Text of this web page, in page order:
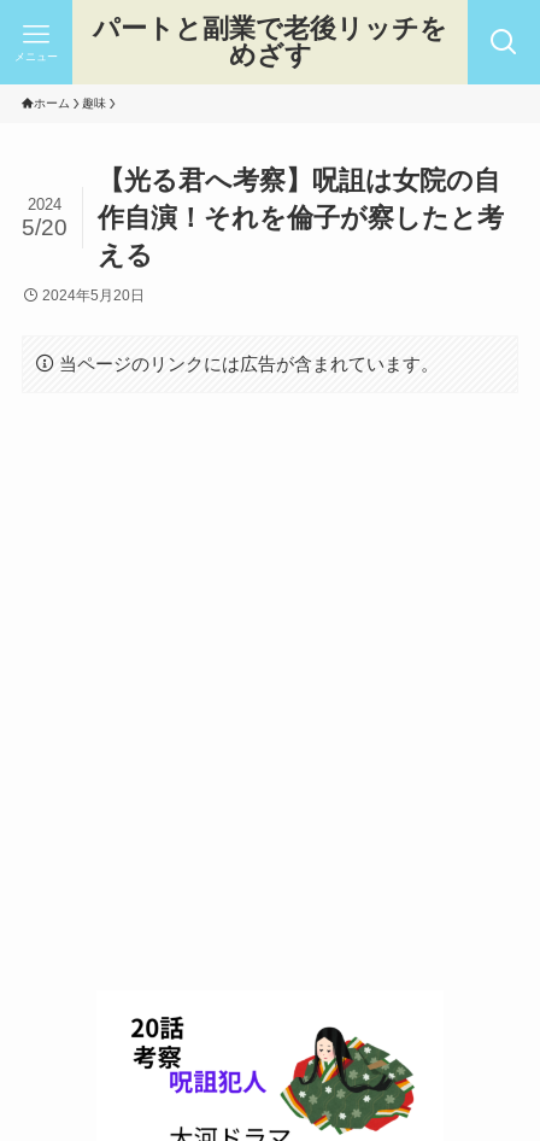
パートと副業で老後リッチを
めざす
メニュー
ホーム 趣味
【光る君へ考察】呪詛は女院の自
作自演！それを倫子が察したと考
える
2024
5/20
2024年5月20日
当ページのリンクには広告が含まれています。